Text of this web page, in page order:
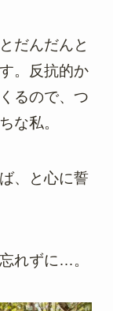
だんだんと
。反抗的か
るので、つ
な私。
、と心に誓
れずに…。